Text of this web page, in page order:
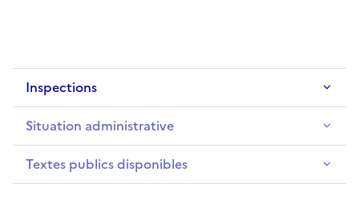
Inspections
Situation administrative
Textes publics disponibles